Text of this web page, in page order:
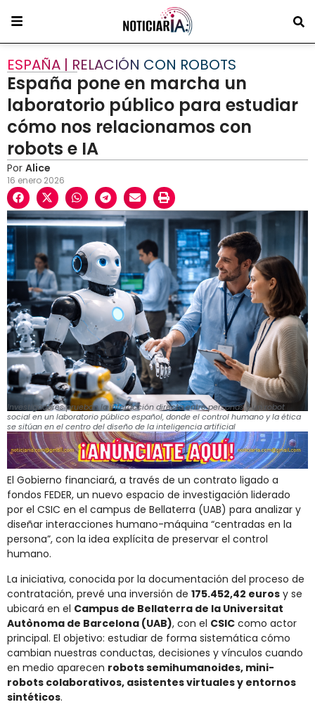
ESPAÑA | RELACIÓN CON ROBOTS
España pone en marcha un
laboratorio público para estudiar
cómo nos relacionamos con
robots e IA
Por Alice
16 enero 2026
Investigadores prueban la interacción directa entre personas y un robot
social en un laboratorio público español, donde el control humano y la ética
se sitúan en el centro del diseño de la inteligencia artificial
El Gobierno financiará, a través de un contrato ligado a
fondos FEDER, un nuevo espacio de investigación liderado
por el CSIC en el campus de Bellaterra (UAB) para analizar y
diseñar interacciones humano-máquina “centradas en la
persona”, con la idea explícita de preservar el control
humano.
La iniciativa, conocida por la documentación del proceso de
contratación, prevé una inversión de 175.452,42 euros y se
ubicará en el Campus de Bellaterra de la Universitat
Autònoma de Barcelona (UAB), con el CSIC como actor
principal. El objetivo: estudiar de forma sistemática cómo
cambian nuestras conductas, decisiones y vínculos cuando
en medio aparecen robots semihumanoides, mini-
robots colaborativos, asistentes virtuales y entornos
sintéticos.